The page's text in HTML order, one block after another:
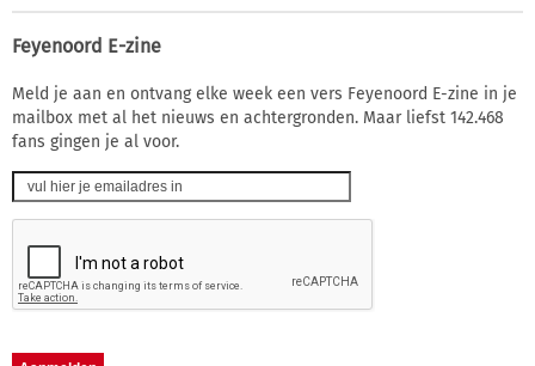
Feyenoord E-zine
Meld je aan en ontvang elke week een vers Feyenoord E-zine in je
mailbox met al het nieuws en achtergronden. Maar liefst 142.468
fans gingen je al voor.